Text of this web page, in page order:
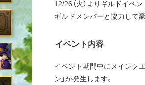
12/26（火）よりギルドイベ
ギルドメンバーと協力して
イベント内容
イベント期間中にメインク
ン」が発生します。